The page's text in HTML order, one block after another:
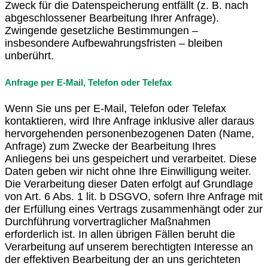
Zweck für die Datenspeicherung entfällt (z. B. nach
abgeschlossener Bearbeitung Ihrer Anfrage).
Zwingende gesetzliche Bestimmungen –
insbesondere Aufbewahrungsfristen – bleiben
unberührt.
Anfrage per E-Mail, Telefon oder Telefax
Wenn Sie uns per E-Mail, Telefon oder Telefax
kontaktieren, wird Ihre Anfrage inklusive aller daraus
hervorgehenden personenbezogenen Daten (Name,
Anfrage) zum Zwecke der Bearbeitung Ihres
Anliegens bei uns gespeichert und verarbeitet. Diese
Daten geben wir nicht ohne Ihre Einwilligung weiter.
Die Verarbeitung dieser Daten erfolgt auf Grundlage
von Art. 6 Abs. 1 lit. b DSGVO, sofern Ihre Anfrage mit
der Erfüllung eines Vertrags zusammenhängt oder zur
Durchführung vorvertraglicher Maßnahmen
erforderlich ist. In allen übrigen Fällen beruht die
Verarbeitung auf unserem berechtigten Interesse an
der effektiven Bearbeitung der an uns gerichteten